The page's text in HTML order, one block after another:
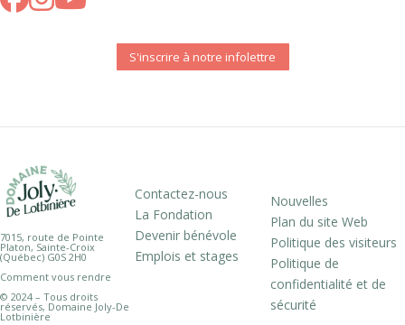
S'inscrire à notre infolettre
7015, route de Pointe
Platon, Sainte-Croix
(Québec) G0S 2H0
Comment vous rendre
© 2024 – Tous droits
réservés, Domaine Joly-De
Lotbinière
Contactez-nous
La Fondation
Devenir bénévole
Emplois et stages
Nouvelles
Plan du site Web
Politique des visiteurs
Politique de
confidentialité et de
sécurité